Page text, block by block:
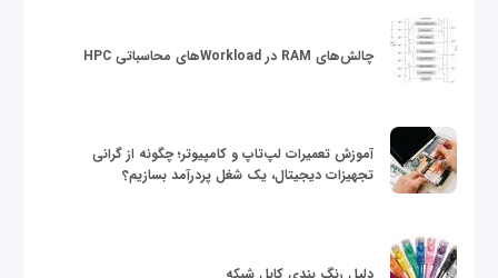
چالش‌های RAM در Workloadهای محاسباتی HPC
آموزش تعمیرات لپ‌تاپ و کامپیوتر؛ چگونه از گرانی
تجهیزات دیجیتال، یک شغل پردرآمد بسازیم؟
دلیل رنگ بندی کابل شبکه